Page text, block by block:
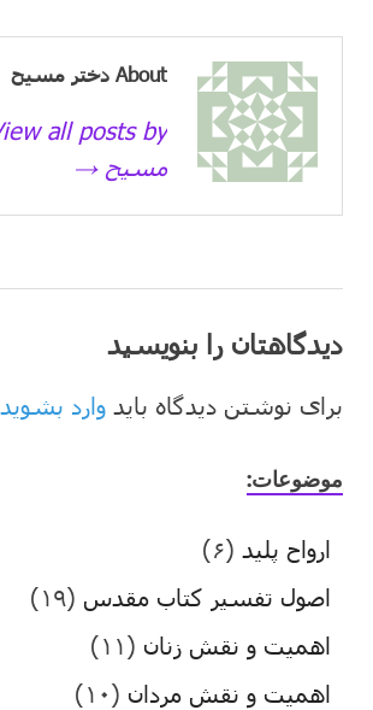
About دختر مسیح
مسیح →
دیدگاهتان را بنویسید
برای نوشتن دیدگاه باید وارد بشوید
موضوعات:
ارواح پلید (۶)
اصول تفسیر کتاب مقدس (۱۹)
اهمیت و نقش زنان (۱۱)
اهمیت و نقش مردان (۱۰)